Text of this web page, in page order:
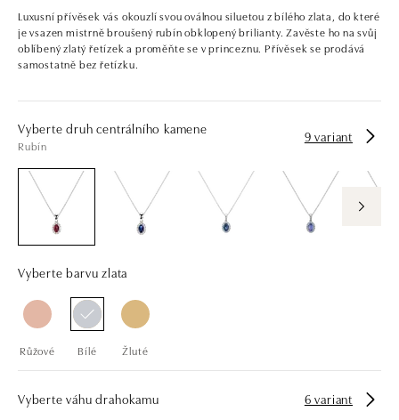
Luxusní přívěsek vás okouzlí svou oválnou siluetou z bílého zlata, do které
je vsazen mistrně broušený rubín obklopený brilianty. Zavěste ho na svůj
oblíbený zlatý řetízek a proměňte se v princeznu. Přívěsek se prodává
samostatně bez řetízku.
Vyberte druh centrálního kamene
Rubín
9 variant
Vyberte barvu zlata
Růžové Bílé Žluté
Vyberte váhu drahokamu 6 variant